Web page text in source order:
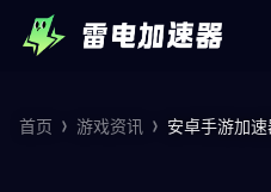
首页 游戏资讯
安卓手游加速